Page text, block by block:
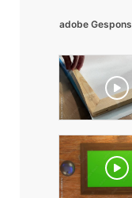
adobe